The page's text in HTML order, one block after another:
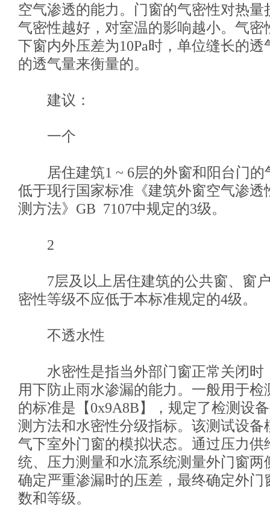
空气渗透的能力。门窗的气密性对热量
气密性越好，对室温的影响越小。气密
下窗内外压差为10Pa时，单位缝长的
的透气量来衡量的。
建议：
一个
居住建筑1 ~ 6层的外窗和阳台门的
低于现行国家标准《建筑外窗空气渗透
测方法》GB 7107中规定的3级。
2
7层及以上居住建筑的公共窗、窗
密性等级不应低于本标准规定的4级。
不透水性
水密性是指当外部门窗正常关闭时
用下防止雨水渗漏的能力。一般用于检
的标准是【0x9A8B】，规定了检测设
测方法和水密性分级指标。该测试设备
气下室外门窗的模拟状态。通过压力供
统、压力测量和水流系统测量外门窗两
确定严重渗漏时的压差，最终确定外门
数和等级。